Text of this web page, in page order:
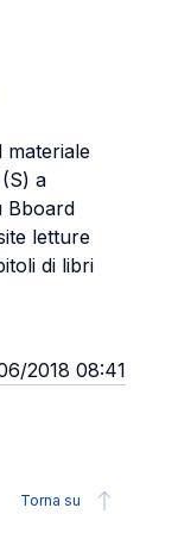
materiale
a
Bboard
letture
di libri
2018 08:41
Torna su